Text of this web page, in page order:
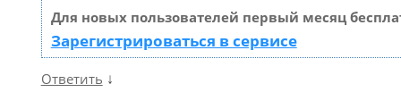
Для новых пользователей первый месяц
Зарегистрироваться в сервисе
Ответить ↓